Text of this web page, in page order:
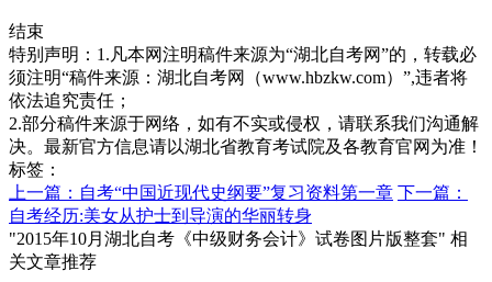
结束
特别声明：1.凡本网注明稿件来源为“湖北自考网”的，转载必
须注明“稿件来源：湖北自考网（www.hbzkw.com）”,违者将
依法追究责任；
2.部分稿件来源于网络，如有不实或侵权，请联系我们沟通解
决。最新官方信息请以湖北省教育考试院及各教育官网为准！
标签：
上一篇：自考“中国近现代史纲要”复习资料第一章 下一篇：
自考经历:美女从护士到导演的华丽转身
"2015年10月湖北自考《中级财务会计》试卷图片版整套" 相
关文章推荐